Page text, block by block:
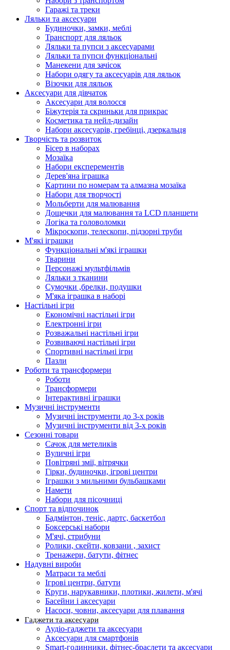
Гаражі та треки
Ляльки та аксесуари
Будиночки, замки, меблі
Транспорт для ляльок
Ляльки та пупси з аксесуарами
Ляльки та пупси функціональні
Манекени для зачісок
Набори одягу та аксесуарів для ляльок
Візочки для ляльок
Аксесуари для дівчаток
Аксесуари для волосся
Біжутерія та скриньки для прикрас
Косметика та нейл-дизайн
Набори аксесуарів, гребінці, дзеркальця
Творчість та розвиток
Бісер в наборах
Мозаїка
Набори експерементів
Дерев'яна іграшка
Картини по номерам та алмазна мозаїка
Набори для творчості
Мольберти для малювання
Дощечки для малювання та LCD планшети
Логіка та головоломки
Мікроскопи, телескопи, підзорні труби
М'які іграшки
Функціональні м'які іграшки
Тварини
Персонажі мультфільмів
Ляльки з тканини
Сумочки ,брелки, подушки
М'яка іграшка в наборі
Настільні ігри
Економічні настільні ігри
Електронні ігри
Розважальні настільні ігри
Розвиваючі настільні ігри
Спортивні настільні ігри
Пазли
Роботи та трансформери
Роботи
Трансформери
Інтерактивні іграшки
Музичні інструменти
Музичні інструменти до 3-х років
Музичні інструменти від 3-х років
Сезонні товари
Сачок для метеликів
Вуличні ігри
Повітряні змії, вітрячки
Гірки, будиночки, ігрові центри
Іграшки з мильними бульбашками
Намети
Набори для пісочниці
Спорт та відпочинок
Бадмінтон, теніс, дартс, баскетбол
Боксерські набори
М'ячі, стрибуни
Ролики, скейти, ковзани , захист
Тренажери, батути, фітнес
Надувні вироби
Матраси та меблі
Ігрові центри, батути
Круги, нарукавники, плотики, жилети, м'ячі
Басейни і аксесуари
Насоси, човни, аксесуари для плавання
Гаджети та аксесуари
Аудіо-гаджети та аксесуари
Аксесуари для смартфонів
Smart-годинники, фітнес-браслети та аксесуари